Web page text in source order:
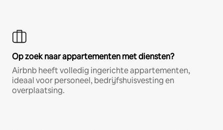
Op zoek naar appartementen met diensten?
Airbnb heeft volledig ingerichte appartementen,
ideaal voor personeel, bedrijfshuisvesting en
overplaatsing.